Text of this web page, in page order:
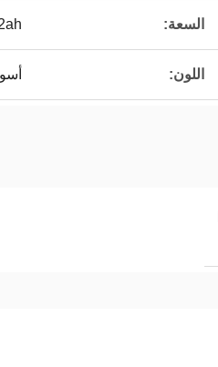
السعة:
اللون: